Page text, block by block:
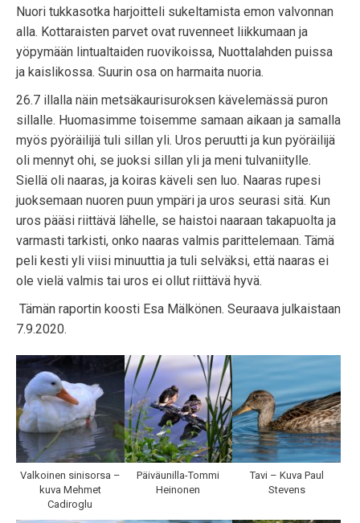
Nuori tukkasotka harjoitteli sukeltamista emon valvonnan
alla. Kottaraisten parvet ovat ruvenneet liikkumaan ja
yöpymään lintualtaiden ruovikoissa, Nuottalahden puissa
ja kaislikossa. Suurin osa on harmaita nuoria.
26.7 illalla näin metsäkaurisuroksen kävelemässä puron
sillalle. Huomasimme toisemme samaan aikaan ja samalla
myös pyöräilijä tuli sillan yli. Uros peruutti ja kun pyöräilijä
oli mennyt ohi, se juoksi sillan yli ja meni tulvaniitylle.
Siellä oli naaras, ja koiras käveli sen luo. Naaras rupesi
juoksemaan nuoren puun ympäri ja uros seurasi sitä. Kun
uros pääsi riittävä lähelle, se haistoi naaraan takapuolta ja
varmasti tarkisti, onko naaras valmis parittelemaan. Tämä
peli kesti yli viisi minuuttia ja tuli selväksi, että naaras ei
ole vielä valmis tai uros ei ollut riittävä hyvä.
Tämän raportin koosti Esa Mälkönen. Seuraava julkaistaan
7.9.2020.
Valkoinen sinisorsa –
kuva Mehmet
Cadiroglu
Päiväunilla-Tommi
Heinonen
Tavi – Kuva Paul
Stevens